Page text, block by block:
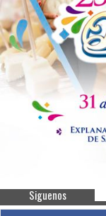
Siguenos